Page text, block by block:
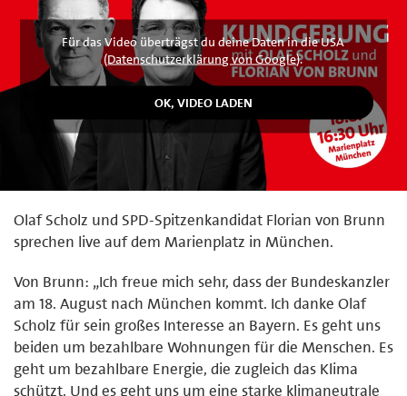
Für das Video überträgst du deine Daten in die USA
(Datenschutzerklärung von Google).
Olaf Scholz und SPD-Spitzenkandidat Florian von Brunn
sprechen live auf dem Marienplatz in München.
Von Brunn: „Ich freue mich sehr, dass der Bundeskanzler
am 18. August nach München kommt. Ich danke Olaf
Scholz für sein großes Interesse an Bayern. Es geht uns
beiden um bezahlbare Wohnungen für die Menschen. Es
geht um bezahlbare Energie, die zugleich das Klima
schützt. Und es geht uns um eine starke klimaneutrale